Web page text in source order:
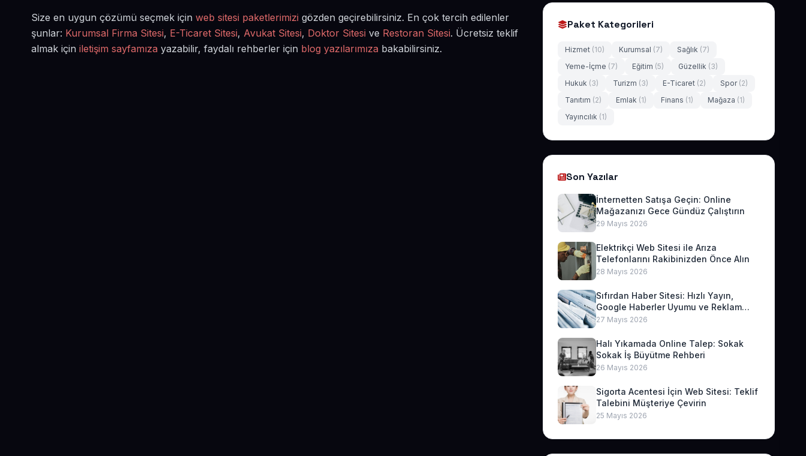
Size en uygun çözümü seçmek için web sitesi paketlerimizi gözden geçirebilirsiniz. En çok tercih edilenler
şunlar: Kurumsal Firma Sitesi, E-Ticaret Sitesi, Avukat Sitesi, Doktor Sitesi ve Restoran Sitesi. Ücretsiz teklif
almak için iletişim sayfamıza yazabilir, faydalı rehberler için blog yazılarımıza bakabilirsiniz.
Paket Kategorileri
Hizmet (10) Kurumsal (7) Sağlık (7)
Yeme-İçme (7) Eğitim (5) Güzellik (3)
Hukuk (3) Turizm (3) E-Ticaret (2) Spor (2)
Tanıtım (2) Emlak (1) Finans (1) Mağaza (1)
Yayıncılık (1)
Son Yazılar
İnternetten Satışa Geçin: Online
Mağazanızı Gece Gündüz Çalıştırın
29 Mayıs 2026
Elektrikçi Web Sitesi ile Arıza
Telefonlarını Rakibinizden Önce Alın
28 Mayıs 2026
Sıfırdan Haber Sitesi: Hızlı Yayın,
Google Haberler Uyumu ve Reklam
Geliri
27 Mayıs 2026
Halı Yıkamada Online Talep: Sokak
Sokak İş Büyütme Rehberi
26 Mayıs 2026
Sigorta Acentesi İçin Web Sitesi: Teklif
Talebini Müşteriye Çevirin
25 Mayıs 2026